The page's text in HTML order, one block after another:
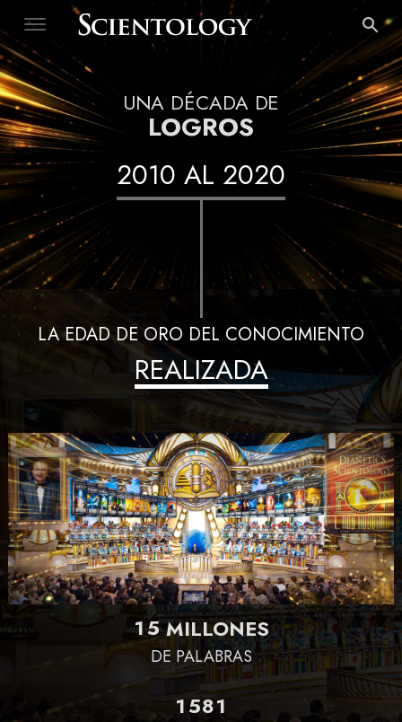
UNA DÉCADA DE
LOGROS
2010 AL 2020
LA EDAD DE ORO DEL CONOCIMIENTO
REALIZADA
15MILLONES
DE PALABRAS
1581